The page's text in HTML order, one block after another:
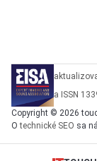
a ISSN
Copyright © 2026
Otechnické SEO sa